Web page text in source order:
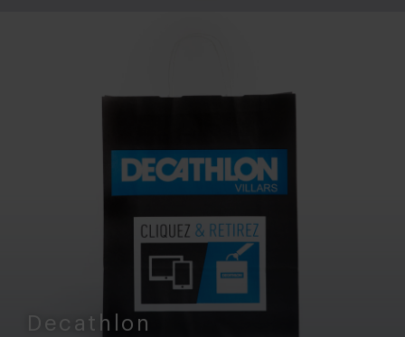
Decathlon